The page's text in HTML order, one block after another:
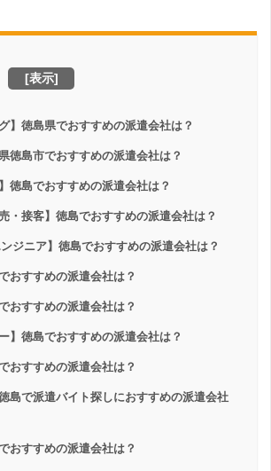
[表示]
】徳島県でおすすめの派遣会社は？
徳島市でおすすめの派遣会社は？
徳島でおすすめの派遣会社は？
・接客】徳島でおすすめの派遣会社は？
ンジニア】徳島でおすすめの派遣会社は？
おすすめの派遣会社は？
おすすめの派遣会社は？
】徳島でおすすめの派遣会社は？
おすすめの派遣会社は？
島で派遣バイト探しにおすすめの派遣会社
おすすめの派遣会社は？